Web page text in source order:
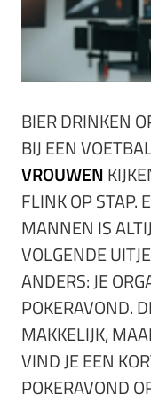
BIER DRINKEN
BIJ EEN
VROUWEN
FLINK OP STAP.
MANNEN IS
VOLGENDE
ANDERS: JE
POKERAVOND.
MAKKELIJK,
VIND JE EEN
POKERAVOND